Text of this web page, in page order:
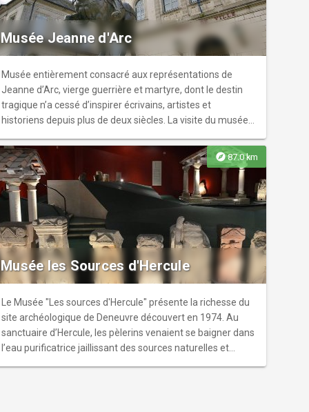
érable centenaire, ponctue la visite en évoquant l'esprit
romantique du XIXe siècle. Visites libres / visites guidées
et visites pédagogiques sur demande.
Musée Jeanne d'Arc
Musée entièrement consacré aux représentations de
Jeanne d’Arc, vierge guerrière et martyre, dont le destin
tragique n’a cessé d’inspirer écrivains, artistes et
historiens depuis plus de deux siècles. La visite du musée
patrimoine de la ville incluant notamment les sites
évoquant l’épopée de Jeanne d’Arc (Porte de France,
crypte de la chapelle castrale...).
explore87.0 km
Musée les Sources d'Hercule
Le Musée "Les sources d'Hercule" présente la richesse du
site archéologique de Deneuvre découvert en 1974. Au
sanctuaire d’Hercule, les pèlerins venaient se baigner dans
l’eau purificatrice jaillissant des sources naturelles et